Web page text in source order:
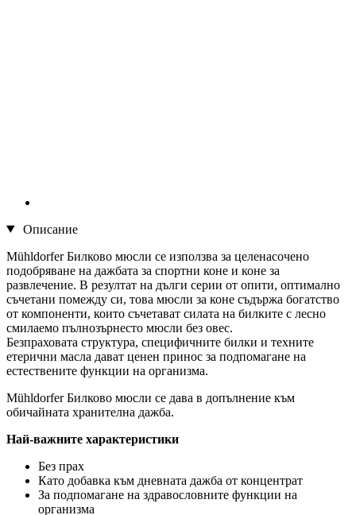
Описание
Mühldorfer Билково мюсли се използва за целенасочено
подобряване на дажбата за спортни коне и коне за
развлечение. В резултат на дълги серии от опити, оптимално
съчетани помежду си, това мюсли за коне съдържа богатство
от компоненти, които съчетават силата на билките с лесно
смилаемо пълнозърнесто мюсли без овес.
Безпраховата структура, специфичните билки и техните
етерични масла дават ценен принос за подпомагане на
естествените функции на организма.
Mühldorfer Билково мюсли се дава в допълнение към
обичайната хранителна дажба.
Най-важните характеристики
Без прах
Като добавка към дневната дажба от концентрат
За подпомагане на здравословните функции на
организма